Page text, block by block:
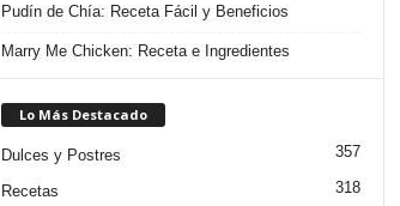
Pudín de Chía: Receta Fácil y Beneficios
Marry Me Chicken: Receta e Ingredientes
Lo Más Destacado
Dulces y Postres 357
Recetas 318